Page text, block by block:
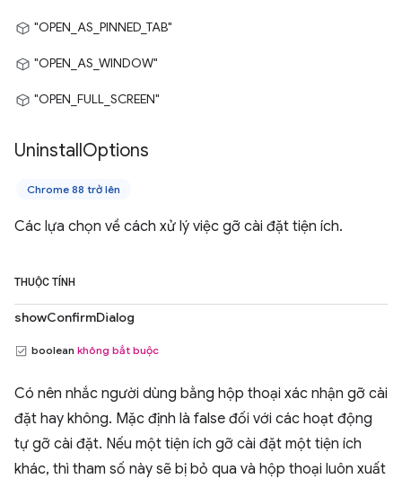
"OPEN_AS_PINNED_TAB"
"OPEN_AS_WINDOW"
"OPEN_FULL_SCREEN"
UninstallOptions
Chrome 88 trở lên
Các lựa chọn về cách xử lý việc gỡ cài đặt tiện ích.
THUỘC TÍNH
showConfirmDialog
boolean không bắt buộc
Có nên nhắc người dùng bằng hộp thoại xác nhận gỡ cài
đặt hay không. Mặc định là false đối với các hoạt động
tự gỡ cài đặt. Nếu một tiện ích gỡ cài đặt một tiện ích
khác, thì tham số này sẽ bị bỏ qua và hộp thoại luôn xuất